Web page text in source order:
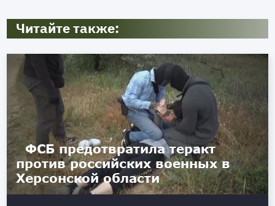
Читайте также:
ФСБ предотвратила теракт
против российских военных в
Херсонской области